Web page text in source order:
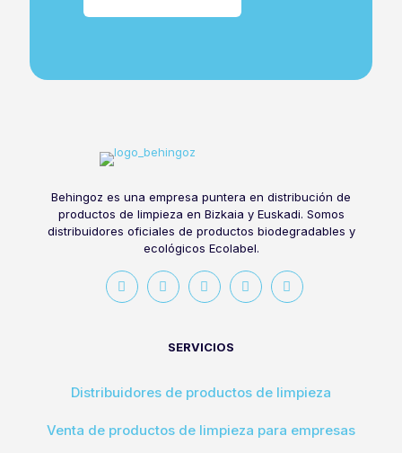
Behingoz es una empresa puntera en distribución de
productos de limpieza en Bizkaia y Euskadi. Somos
distribuidores oficiales de productos biodegradables y
ecológicos Ecolabel.
SERVICIOS
Distribuidores de productos de limpieza
Venta de productos de limpieza para empresas